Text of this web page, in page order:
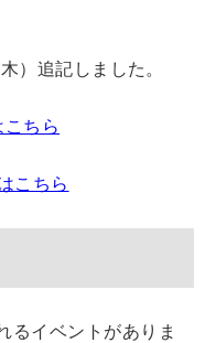
）追記しました。
ちら
こちら
るイベントがありま